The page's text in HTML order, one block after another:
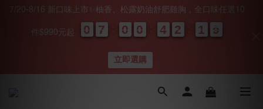
7/20-8/16 新口味上市✨柚香、松露奶油舒肥雞胸，全口味任選10
件$990元起 0
0
0
0 7
7
7
7 0
0
0
0 0
0
0
0 4
4
4
4 2
2
2
2 1
1
1
1 0
0
8
8
8
8
立即選購